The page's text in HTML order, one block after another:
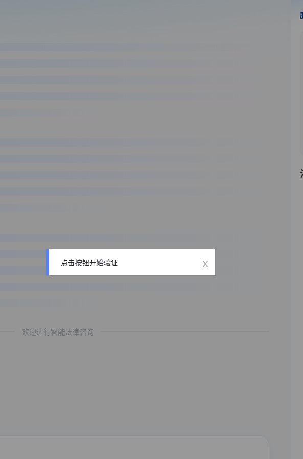
欢迎进行智能法律咨询
点击按钮开始验证 x